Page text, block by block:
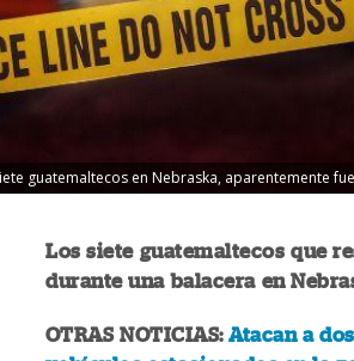
guatemaltecos en Nebraska, aparentemente
Los siete guatemaltecos que
durante una balacera en
OTRAS NOTICIAS:Atacan a